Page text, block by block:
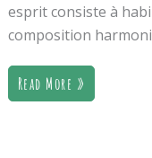
esprit consiste à
composition
Read More »